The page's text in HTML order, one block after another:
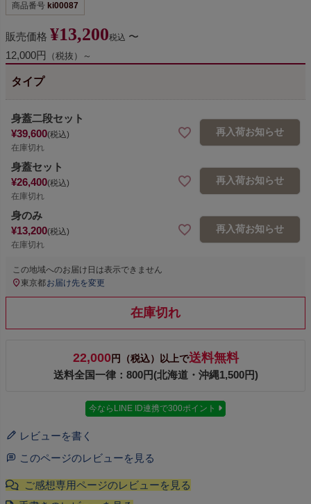
商品番号 ki00087
販売価格 ¥13,200税込 〜
12,000円
（税抜）～
タイプ
身蓋二段セット
¥39,600 税込
在庫切れ
再入荷お知らせ
身蓋セット
¥26,400 税込
在庫切れ
再入荷お知らせ
身のみ
¥13,200 税込
在庫切れ
再入荷お知らせ
この地域へのお届け日は表示できません
東京都お届け先を変更
在庫切れ
22,000円（税込）以上で送料無料
送料全国一律：800円(北海道・沖縄1,500円)
今ならLINE ID連携で300ポイント
レビューを書く
このページのレビューを見る